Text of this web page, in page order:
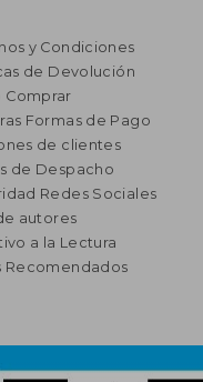
y Condiciones
de Devolución
Comprar
Formas de Pago
de clientes
de Despacho
Redes Sociales
autores
a la Lectura
Recomendados